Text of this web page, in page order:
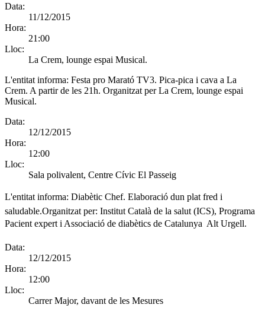
Data:
11/12/2015
Hora:
21:00
Lloc:
La Crem, lounge espai Musical.
L'entitat informa: Festa pro Marató TV3. Pica-pica i cava a La
Crem. A partir de les 21h. Organitzat per La Crem, lounge espai
Musical.
Data:
12/12/2015
Hora:
12:00
Lloc:
Sala polivalent, Centre Cívic El Passeig
L'entitat informa: Diabètic Chef. Elaboració dun plat fred i
saludable.Organitzat per: Institut Català de la salut (ICS), Programa
Pacient expert i Associació de diabètics de Catalunya  Alt Urgell.
Data:
12/12/2015
Hora:
12:00
Lloc:
Carrer Major, davant de les Mesures